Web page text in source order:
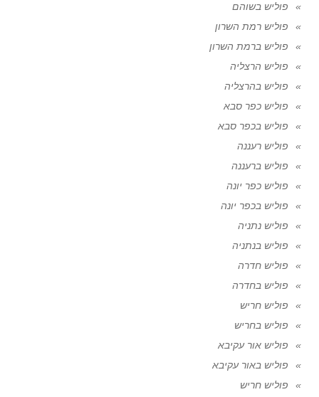
פוליש בשוהם
פוליש רמת השרון
פוליש ברמת השרון
פוליש הרצליה
פוליש בהרצליה
פוליש כפר סבא
פוליש בכפר סבא
פוליש רעננה
פוליש ברעננה
פוליש כפר יונה
פוליש בכפר יונה
פוליש נתניה
פוליש בנתניה
פוליש חדרה
פוליש בחדרה
פוליש חריש
פוליש בחריש
פוליש אור עקיבא
פוליש באור עקיבא
פוליש חריש